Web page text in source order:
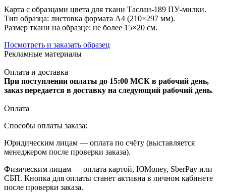
Карта с образцами цвета для ткани Таслан-189 ПУ-милки.
Тип образца: листовка формата А4 (210×297 мм).
Размер ткани на образце: не более 15×20 см.
Посмотреть и заказать образец
Рекламные материалы
Оплата и доставка
При поступлении оплаты до 15:00 МСК в рабочий день,
заказ передается в доставку на следующий рабочий день.
Оплата
Способы оплаты заказа:
Юридическим лицам — оплата по счёту (выставляется
менеджером после проверки заказа).
Физическим лицам — оплата картой, ЮMoney, SberPay или
СБП. Кнопка для оплаты станет активна в личном кабинете
после проверки заказа.